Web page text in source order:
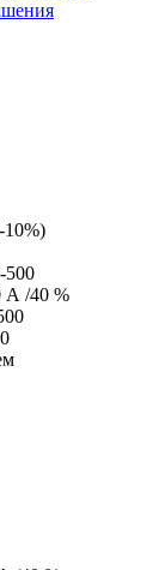
10%)
500
А /40 %